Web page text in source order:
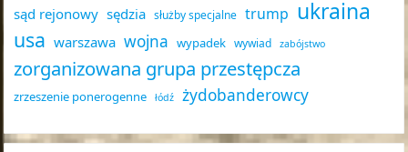
sąd rejonowy sędzia służby specjalne trump ukraina
usa warszawa wojna wypadek wywiad zabójstwo
zorganizowana grupa przestępcza
zrzeszenie ponerogenne łódź żydobanderowcy